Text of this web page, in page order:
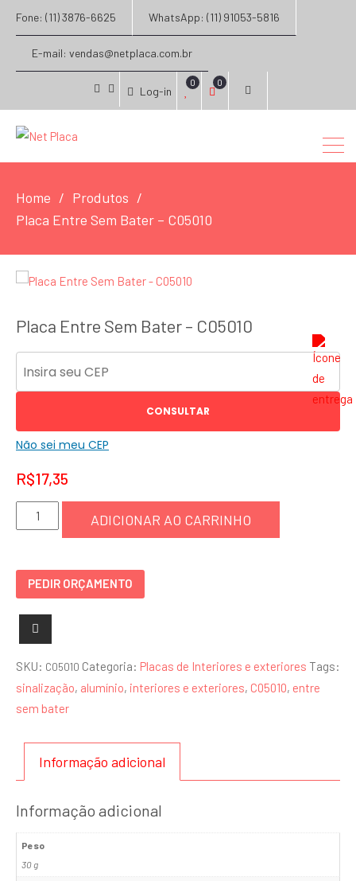
Fone: (11) 3876-6625 WhatsApp: (11) 91053-5816
E-mail: vendas@netplaca.com.br
facebook
instagram
Log-in
0 0
Home
Produtos
Placa Entre Sem Bater – C05010
Placa Entre Sem Bater – C05010
CONSULTAR
Não sei meu CEP
R$17,35
Placa
Entre
Bater
-
C05010
quantidade
ADICIONAR AO CARRINHO
PEDIR ORÇAMENTO
SKU: C05010 Categoria: Placas de Interiores e exteriores Tags:
sinalização, alumínio, interiores e exteriores, C05010, entre
sem bater
Informação adicional
Informação adicional
Peso
30 g